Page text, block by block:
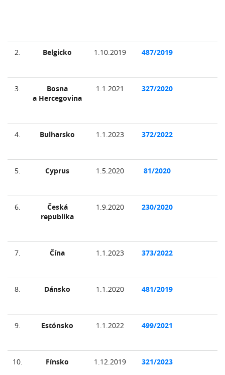
2. Belgicko 1.10.2019 487/2019
3.
Bosna
a Hercegovina
1.1.2021 327/2020
4. Bulharsko 1.1.2023 372/2022
5. Cyprus 1.5.2020 81/2020
6.
Česká
republika
1.9.2020 230/2020
7. Čína 1.1.2023 373/2022
8. Dánsko 1.1.2020 481/2019
9. Estónsko 1.1.2022 499/2021
10. Fínsko 1.12.2019 321/2023